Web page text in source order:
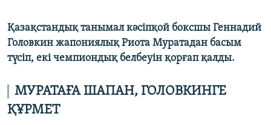
Қазақстандық танымал кәсіпқой боксшы Геннадий
Головкин жапониялық Риота Муратадан басым
түсіп, екі чемпиондық белбеуін қорғап қалды.
МУРАТАҒА ШАПАН, ГОЛОВКИНГЕ
ҚҰРМЕТ